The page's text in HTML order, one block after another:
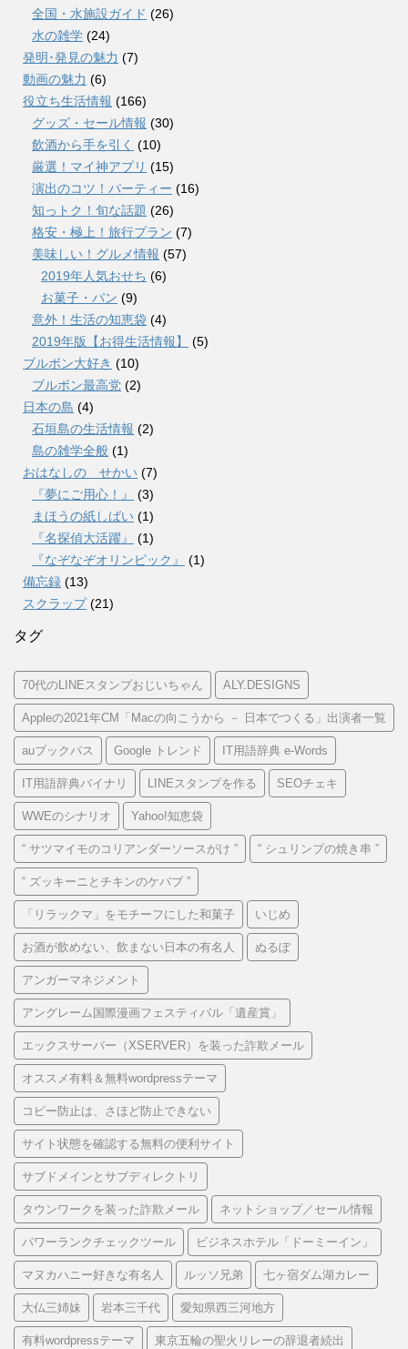
全国・水施設ガイド (26)
水の雑学 (24)
発明･発見の魅力 (7)
動画の魅力 (6)
役立ち生活情報 (166)
グッズ・セール情報 (30)
飲酒から手を引く (10)
厳選！マイ神アプリ (15)
演出のコツ！パーティー (16)
知っトク！旬な話題 (26)
格安・極上！旅行プラン (7)
美味しい！グルメ情報 (57)
2019年人気おせち (6)
お菓子・パン (9)
意外！生活の知恵袋 (4)
2019年版【お得生活情報】
(5)
ブルボン大好き (10)
ブルボン最高党 (2)
日本の島 (4)
石垣島の生活情報 (2)
島の雑学全般 (1)
おはなしの せかい (7)
『夢にご用心！』
(3)
まほうの紙しばい (1)
『名探偵大活躍』
(1)
『なぞなぞオリンピック』
(1)
備忘録 (13)
スクラップ(21)
タグ
70代のLINEスタンプおじいちゃん ALY.DESIGNS
Appleの2021年CM「Macの向こうから － 日本でつくる」出演者一覧
auブックパス Google トレンド IT用語辞典 e-Words
IT用語辞典バイナリ LINEスタンプを作る SEOチェキ
WWEのシナリオ Yahoo!知恵袋
“ サツマイモのコリアンダーソースがけ ” “ シュリンプの焼き串 ”
“ ズッキーニとチキンのケバブ ”
「リラックマ」をモチーフにした和菓子 いじめ
お酒が飲めない、飲まない日本の有名人 ぬるぽ
アンガーマネジメント
アングレーム国際漫画フェスティバル「遺産賞」
エックスサーバー（XSERVER）を装った詐欺メール
オススメ有料＆無料wordpressテーマ
コピー防止は、さほど防止できない
サイト状態を確認する無料の便利サイト
サブドメインとサブディレクトリ
タウンワークを装った詐欺メール ネットショップ／セール情報
パワーランクチェックツール ビジネスホテル「ドーミーイン」
マヌカハニー好きな有名人 ルッソ兄弟 七ヶ宿ダム湖カレー
大仏三姉妹 岩本三千代 愛知県西三河地方
有料wordpressテーマ 東京五輪の聖火リレーの辞退者続出